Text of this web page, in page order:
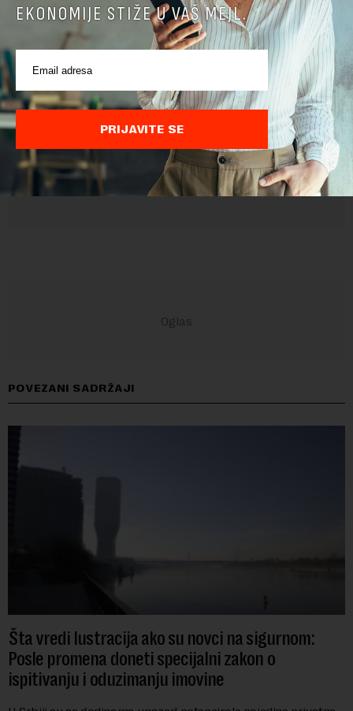
Pre slanja komentara, molimo vas da se upoznate sa
pravilima komentarisanja i pravilima korišćenja sajta.
Google Politika
PrivatnostiiGoogle Uslovi Korišćenjasu primenjeni.
POVEZANI SADRŽAJI
Šta vredi lustracija ako su novci na sigurnom:
Posle promena doneti specijalni zakon o
ispitivanju i oduzimanju imovine
EKONOMIJE STIŽE U VAŠ MEJL.
PRIJAVITE SE